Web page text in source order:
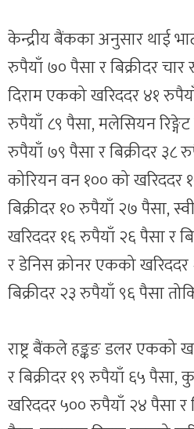
केन्द्रीय बैंकका अनुसार थाई
रुपैयाँ ७० पैसा र बिक्रीदर
दिराम एकको खरिददर ४१
रुपैयाँ ८९ पैसा, मलेसियन
रुपैयाँ ७९ पैसा र बिक्रीदर ३८
कोरियन वन १०० को खरिददर
बिक्रीदर १० रुपैयाँ २७ पैसा,
खरिददर १६ रुपैयाँ २६ पैसा र
र डेनिस क्रोनर एकको
बिक्रीदर २३ रुपैयाँ ९६ पैसा
राष्ट्र बैंकले हङ्कङ डलर एकको
र बिक्रीदर १९ रुपैयाँ ६५ पैसा,
खरिददर ५०० रुपैयाँ २४ पैसा र